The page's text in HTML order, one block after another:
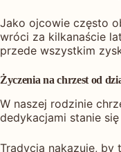
Jako ojcowie często
wróci za kilkanaście
przede wszystkim
Życzenia na chrzest od
W naszej rodzinie
dedykacjami stanie
Tradycja nakazuje,